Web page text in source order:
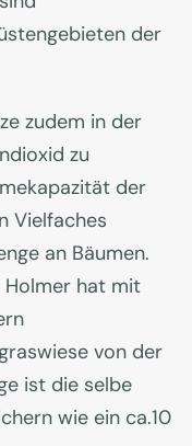
der
zudem in der
zu
der
Vielfaches
an Bäumen.
Holmer hat mit
von der
ist die selbe
wie ein ca.10